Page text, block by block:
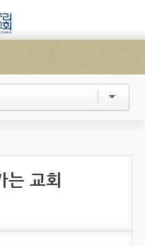
는 교회